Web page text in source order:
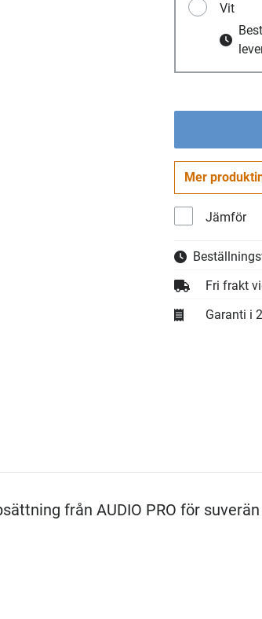
Vit
Mer
Jämför
Fri frakt
Garanti i
från AUDIO PRO för suverän